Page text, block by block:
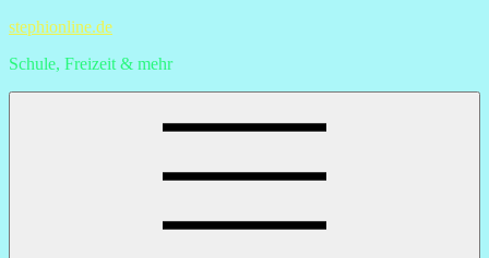
Skip
content
stephionline.de
Schule, Freizeit & mehr